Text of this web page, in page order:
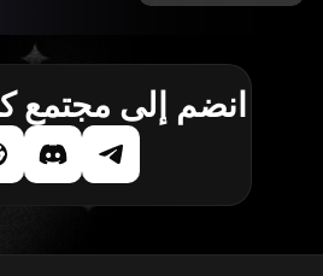
انضم إلى مجتمع